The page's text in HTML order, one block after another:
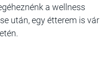
a wellness
után, egy étterem is vár